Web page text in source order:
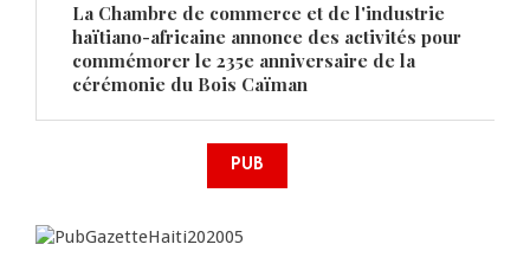
La Chambre de commerce et de l'industrie
haïtiano-africaine annonce des activités pour
commémorer le 235e anniversaire de la
cérémonie du Bois Caïman
PUB